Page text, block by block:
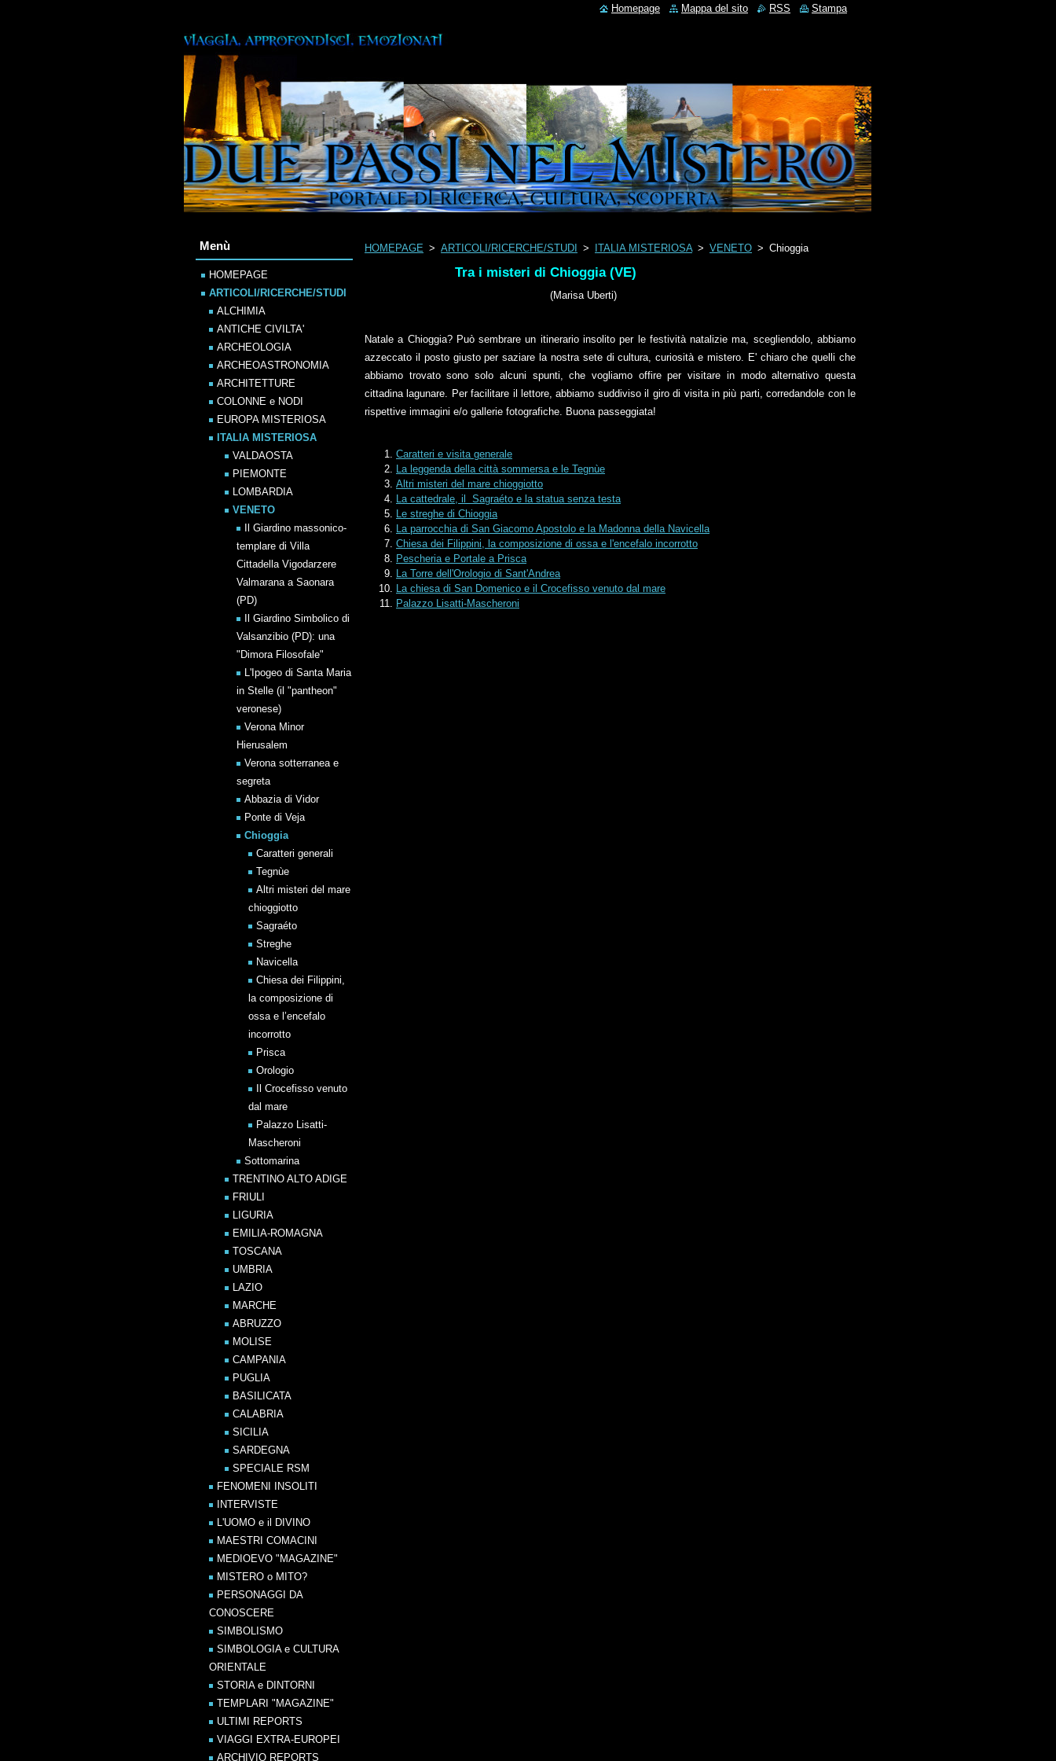
HOMEPAGE > ARTICOLI/RICERCHE/STUDI > ITALIA MISTERIOSA > VENETO > Chioggia
Tra i misteri di Chioggia (VE)
(Marisa Uberti)
Natale a Chioggia? Può sembrare un itinerario insolito per le festività natalizie ma, scegliendolo, abbiamo
azzeccato il posto giusto per saziare la nostra sete di cultura, curiosità e mistero. E' chiaro che quelli che
abbiamo trovato sono solo alcuni spunti, che vogliamo offire per visitare in modo alternativo questa
cittadina lagunare. Per facilitare il lettore, abbiamo suddiviso il giro di visita in più parti, corredandole con le
rispettive immagini e/o gallerie fotografiche. Buona passeggiata!
Caratteri e visita generale
La leggenda della città sommersa e le Tegnùe
Altri misteri del mare chioggiotto
La cattedrale, il Sagraéto e la statua senza testa
Le streghe di Chioggia
La parrocchia di San Giacomo Apostolo e la Madonna della Navicella
Chiesa dei Filippini, la composizione di ossa e l'encefalo incorrotto
Pescheria e Portale a Prisca
La Torre dell'Orologio di Sant'Andrea
La chiesa di San Domenico e il Crocefisso venuto dal mare
Palazzo Lisatti-Mascheroni
Menù
HOMEPAGE
ARTICOLI/RICERCHE/STUDI
ALCHIMIA
ANTICHE CIVILTA'
ARCHEOLOGIA
ARCHEOASTRONOMIA
ARCHITETTURE
COLONNE e NODI
EUROPA MISTERIOSA
ITALIA MISTERIOSA
VALDAOSTA
PIEMONTE
LOMBARDIA
VENETO
Il Giardino massonico-
templare di Villa
Cittadella Vigodarzere
Valmarana a Saonara
(PD)
Il Giardino Simbolico di
Valsanzibio (PD): una
"Dimora Filosofale"
L'Ipogeo di Santa Maria
in Stelle (il "pantheon"
veronese)
Verona Minor
Hierusalem
Verona sotterranea e
segreta
Abbazia di Vidor
Ponte di Veja
Chioggia
Caratteri generali
Tegnùe
Altri misteri del mare
chioggiotto
Sagraéto
Streghe
Navicella
Chiesa dei Filippini,
la composizione di
ossa e l’encefalo
incorrotto
Prisca
Orologio
Il Crocefisso venuto
dal mare
Palazzo Lisatti-
Mascheroni
Sottomarina
TRENTINO ALTO ADIGE
FRIULI
LIGURIA
EMILIA-ROMAGNA
TOSCANA
UMBRIA
LAZIO
MARCHE
ABRUZZO
MOLISE
CAMPANIA
PUGLIA
BASILICATA
CALABRIA
SICILIA
SARDEGNA
SPECIALE RSM
FENOMENI INSOLITI
INTERVISTE
L'UOMO e il DIVINO
MAESTRI COMACINI
MEDIOEVO "MAGAZINE"
MISTERO o MITO?
PERSONAGGI DA
CONOSCERE
SIMBOLISMO
SIMBOLOGIA e CULTURA
ORIENTALE
STORIA e DINTORNI
TEMPLARI "MAGAZINE"
ULTIMI REPORTS
VIAGGI EXTRA-EUROPEI
ARCHIVIO REPORTS
Homepage Mappa del sito RSS Stampa